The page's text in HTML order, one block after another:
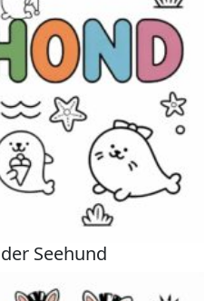
Seehund